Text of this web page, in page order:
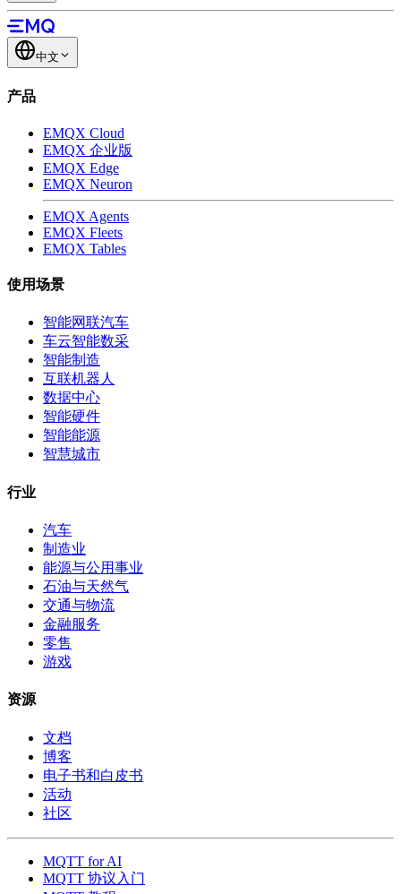
中文
产品
EMQX Cloud
EMQX 企业版
EMQX Edge
EMQX Neuron
EMQX Agents
EMQX Fleets
EMQX Tables
使用场景
智能网联汽车
车云智能数采
智能制造
互联机器人
数据中心
智能硬件
智能能源
智慧城市
行业
汽车
制造业
能源与公用事业
石油与天然气
交通与物流
金融服务
零售
游戏
资源
文档
博客
电子书和白皮书
活动
社区
MQTT for AI
MQTT 协议入门